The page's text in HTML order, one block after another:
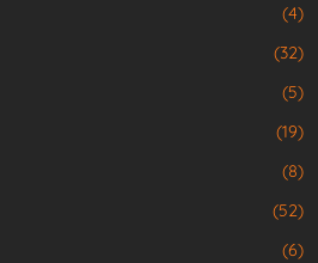
(4)
(32)
(5)
(19)
(8)
(52)
(6)